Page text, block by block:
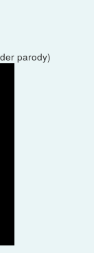
parody)